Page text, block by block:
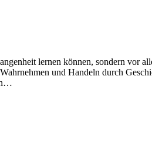
lernen können, sondern vor
und Handeln durch